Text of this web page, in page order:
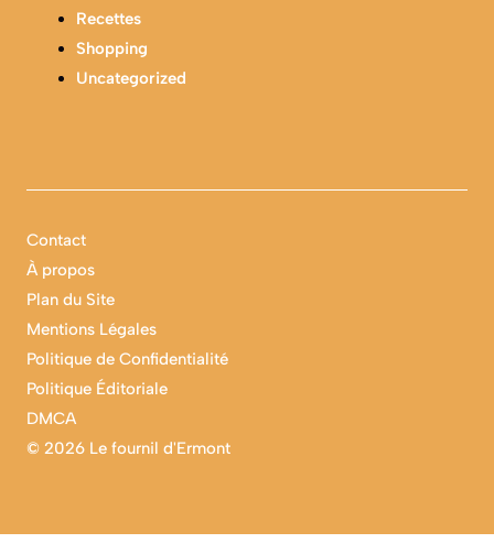
Recettes
Shopping
Uncategorized
© 2026 Le fournil d'Ermont
Contact
À propos
Plan du Site
Mentions Légales
Politique de Confidentialité
Politique Éditoriale
DMCA